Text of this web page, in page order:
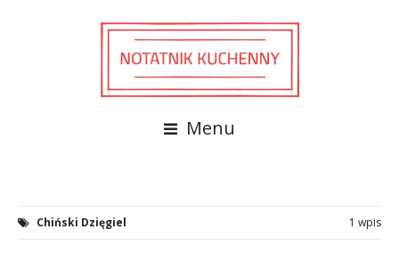
Menu
Chiński Dzięgiel 1 wpis